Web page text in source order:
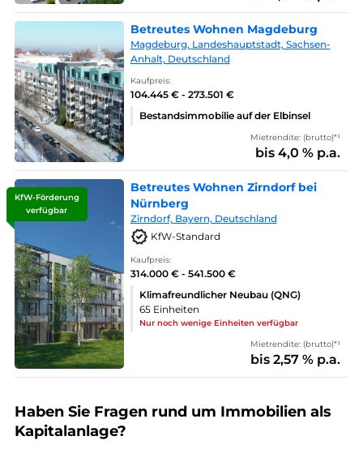
Betreutes Wohnen Magdeburg
Magdeburg, Landeshauptstadt, Sachsen-
Anhalt, Deutschland
Kaufpreis:
104.445 € - 273.501 €
Bestandsimmobilie auf der Elbinsel
Mietrendite: (brutto)*¹
bis 4,0 % p.a.
KfW-Förderung
verfügbar
Betreutes Wohnen Zirndorf bei
Nürnberg
Zirndorf, Bayern, Deutschland
KfW-Standard
Kaufpreis:
314.000 € - 541.500 €
Klimafreundlicher Neubau (QNG)
65 Einheiten
Nur noch wenige Einheiten verfügbar
Mietrendite: (brutto)*¹
bis 2,57 % p.a.
Haben Sie Fragen rund um Immobilien als
Kapitalanlage?